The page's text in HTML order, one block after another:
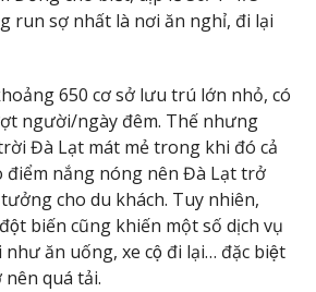
run sợ nhất là nơi ăn nghỉ, đi lại
650 cơ sở lưu trú lớn nhỏ, có
người/ngày đêm. Thế nhưng
Đà Lạt mát mẻ trong khi đó cả
điểm nắng nóng nên Đà Lạt trở
cho du khách. Tuy nhiên,
biến cũng khiến một số dịch vụ
ăn uống, xe cộ đi lại… đặc biệt
quá tải.